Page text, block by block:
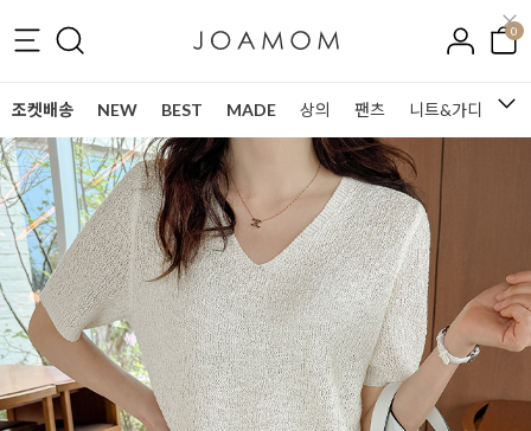
0
조켓배송 NEW BEST MADE 상의 팬츠 니트&가디건